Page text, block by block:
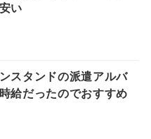
い
スタンドの派遣アルバ
給だったのでおすすめ